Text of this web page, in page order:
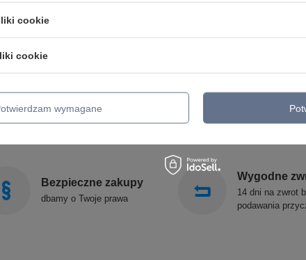
LAMPY OGRODOWE - WISZĄCE
LAMPY OGRODOWE - SUFITOWE
OŚWIETLENIE SCHODÓW
ZEWNĘTRZNE
SOLLUX
Bezpieczne zakupy
dbamy o Twoje prawa
Wygodne
14 dni na zwrot
podawania
cookie
cookie
wymagane